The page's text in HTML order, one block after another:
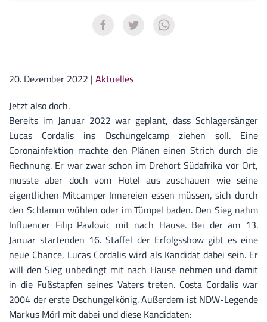
20. Dezember 2022 | Aktuelles
Jetzt also doch.
Bereits im Januar 2022 war geplant, dass Schlagersänger
Lucas Cordalis ins Dschungelcamp ziehen soll. Eine
Coronainfektion machte den Plänen einen Strich durch die
Rechnung. Er war zwar schon im Drehort Südafrika vor Ort,
musste aber doch vom Hotel aus zuschauen wie seine
eigentlichen Mitcamper Innereien essen müssen, sich durch
den Schlamm wühlen oder im Tümpel baden. Den Sieg nahm
Influencer Filip Pavlovic mit nach Hause. Bei der am 13.
Januar startenden 16. Staffel der Erfolgsshow gibt es eine
neue Chance, Lucas Cordalis wird als Kandidat dabei sein. Er
will den Sieg unbedingt mit nach Hause nehmen und damit
in die Fußstapfen seines Vaters treten. Costa Cordalis war
2004 der erste Dschungelkönig. Außerdem ist NDW-Legende
Markus Mörl mit dabei und diese Kandidaten: